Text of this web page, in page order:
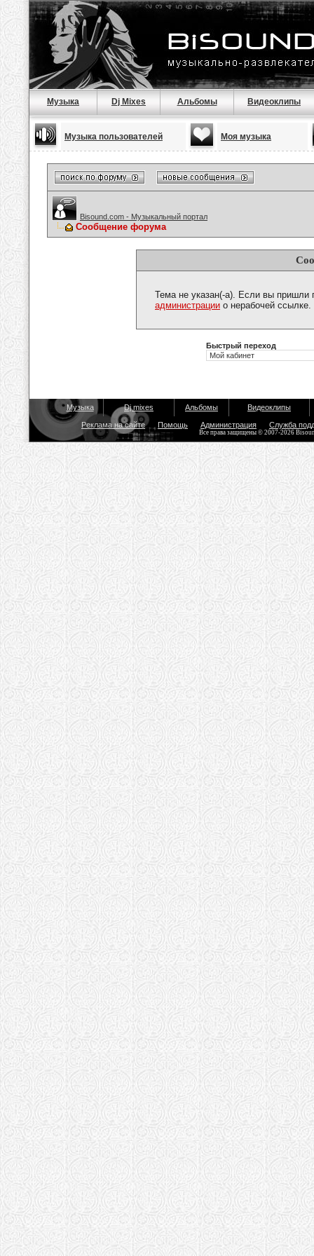
Музыка Dj Mixes Альбомы Видеоклипы
Музыка пользователей Моя музыка
Bisound.com - Музыкальный портал
Сообщение форума
Тема не указан(-а). Если вы пришли
администрации о нерабочей ссылке.
Быстрый переход
Музыка Dj mixes Альбомы Видеоклипы
Реклама на сайте Помощь Администрация Служба
Все права защищены © 2007-2026